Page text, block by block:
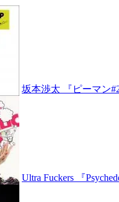
坂本渉太 『ピーマン
Ultra Fuckers 『